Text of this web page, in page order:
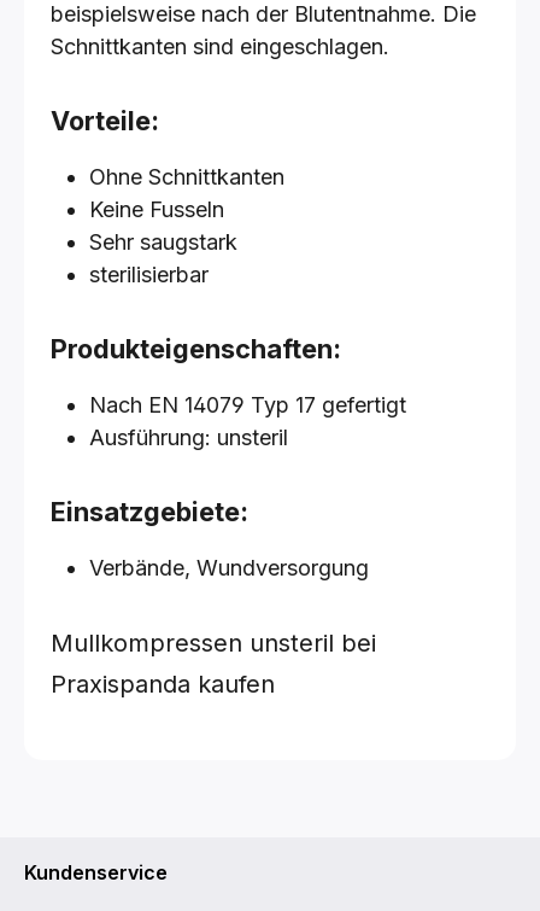
beispielsweise nach der Blutentnahme. Die
Schnittkanten sind eingeschlagen.
Vorteile:
Ohne Schnittkanten
Keine Fusseln
Sehr saugstark
sterilisierbar
Produkteigenschaften:
Nach EN 14079 Typ 17 gefertigt
Ausführung: unsteril
Einsatzgebiete:
Verbände, Wundversorgung
Mullkompressen unsteril bei
Praxispanda kaufen
Kundenservice